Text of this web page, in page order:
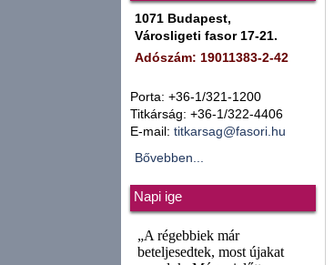
1071 Budapest,
Városligeti fasor 17-21.
Adószám: 19011383-2-42
Porta: +36-1/321-1200
Titkárság: +36-1/322-4406
E-mail: titkarsag@fasori.hu
Bővebben...
Napi ige